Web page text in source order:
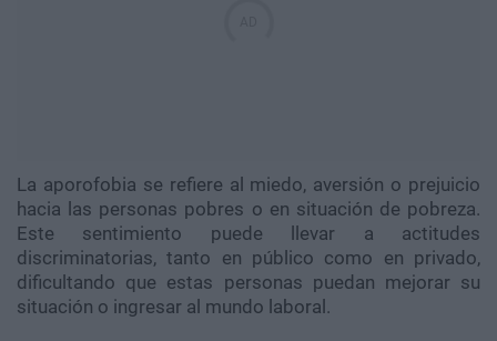
La aporofobia se refiere al miedo, aversión o prejuicio
hacia las personas pobres o en situación de pobreza.
Este sentimiento puede llevar a actitudes
discriminatorias, tanto en público como en privado,
dificultando que estas personas puedan mejorar su
situación o ingresar al mundo laboral.